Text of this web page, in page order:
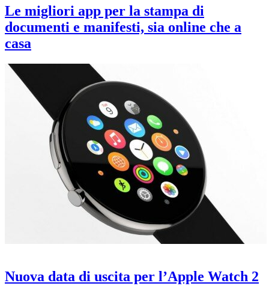
Le migliori app per la stampa di
documenti e manifesti, sia online che a
casa
Nuova data di uscita per l’Apple Watch 2